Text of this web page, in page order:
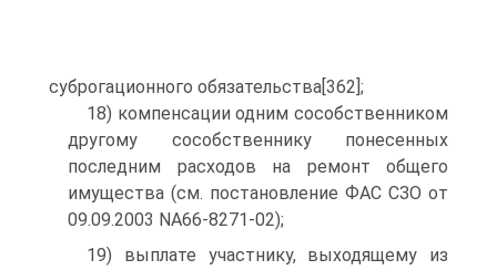
суброгационного обязательства[362];
18) компенсации одним сособственником
другому сособственнику понесенных
последним расходов на ремонт общего
имущества (см. постановление ФАС СЗО от
09.09.2003 NА66-8271-02);
19) выплате участнику, выходящему из